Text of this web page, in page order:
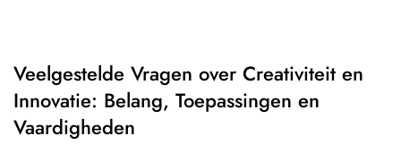
Veelgestelde Vragen over Creativiteit en
Innovatie: Belang, Toepassingen en
Vaardigheden